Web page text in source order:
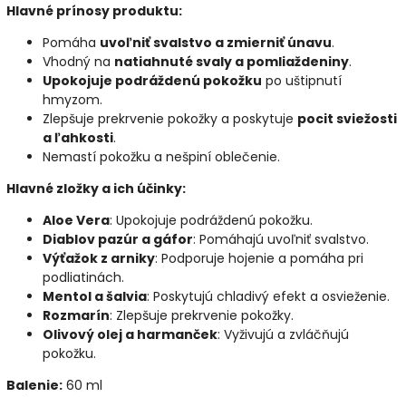
Hlavné prínosy produktu:
Pomáha uvoľniť svalstvo a zmierniť únavu.
Vhodný na natiahnuté svaly a pomliaždeniny.
Upokojuje podráždenú pokožku po uštipnutí
hmyzom.
Zlepšuje prekrvenie pokožky a poskytuje pocit sviežosti
a ľahkosti.
Nemastí pokožku a nešpiní oblečenie.
Hlavné zložky a ich účinky:
Aloe Vera: Upokojuje podráždenú pokožku.
Diablov pazúr a gáfor: Pomáhajú uvoľniť svalstvo.
Výťažok z arniky: Podporuje hojenie a pomáha pri
podliatinách.
Mentol a šalvia: Poskytujú chladivý efekt a osvieženie.
Rozmarín: Zlepšuje prekrvenie pokožky.
Olivový olej a harmanček: Vyživujú a zvláčňujú
pokožku.
Balenie: 60 ml